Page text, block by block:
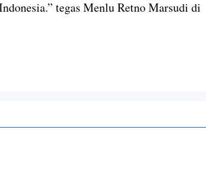
tegas Menlu Retno Marsudi di